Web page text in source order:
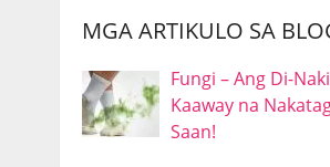
MGA ARTIKULO SA
Fungi – Ang Di-
Kaaway na
Saan!